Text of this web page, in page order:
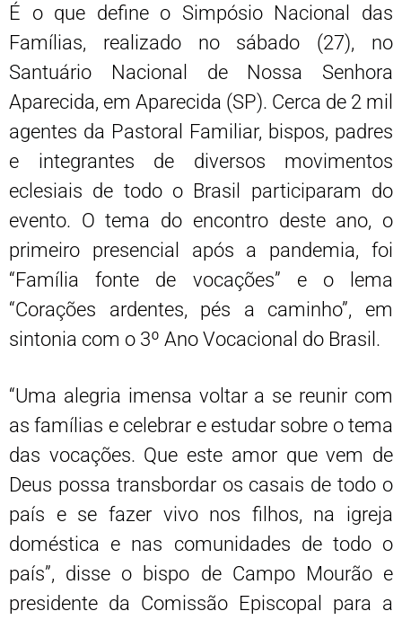
É o que define o Simpósio Nacional das
Famílias, realizado no sábado (27), no
Santuário Nacional de Nossa Senhora
Aparecida, em Aparecida (SP). Cerca de 2 mil
agentes da Pastoral Familiar, bispos, padres
e integrantes de diversos movimentos
eclesiais de todo o Brasil participaram do
evento. O tema do encontro deste ano, o
primeiro presencial após a pandemia, foi
“Família fonte de vocações” e o lema
“Corações ardentes, pés a caminho”, em
sintonia com o 3º Ano Vocacional do Brasil.
“Uma alegria imensa voltar a se reunir com
as famílias e celebrar e estudar sobre o tema
das vocações. Que este amor que vem de
Deus possa transbordar os casais de todo o
país e se fazer vivo nos filhos, na igreja
doméstica e nas comunidades de todo o
país”, disse o bispo de Campo Mourão e
presidente da Comissão Episcopal para a